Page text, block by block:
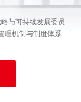
与可持续发展委员
理机制与制度体系